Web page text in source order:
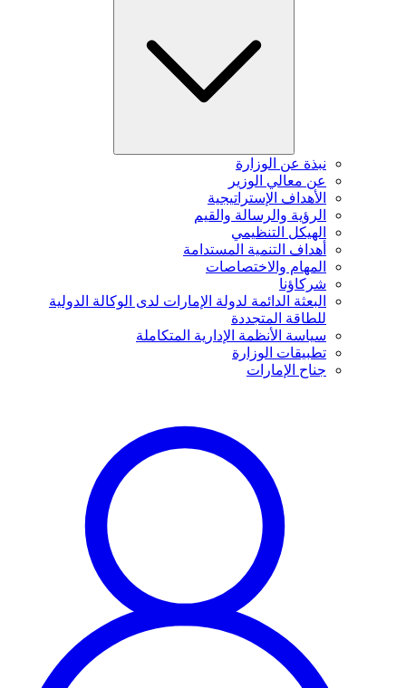
نبذة عن الوزارة
عن معالي الوزير
الأهداف الإستراتيجية
الرؤية والرسالة والقيم
الهيكل التنظيمي
أهداف التنمية المستدامة
المهام والاختصاصات
شركاؤنا
البعثة الدائمة لدولة الإمارات لدى الوكالة الدولية
للطاقة المتجددة
سياسة الأنظمة الإدارية المتكاملة
تطبيقات الوزارة
جناح الإمارات